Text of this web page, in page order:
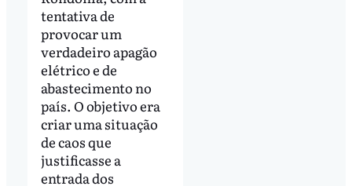
tentativa de
provocar um
verdadeiro apagão
elétrico e de
abastecimento no
país. O objetivo era
criar uma situação
de caos que
justificasse a
entrada dos